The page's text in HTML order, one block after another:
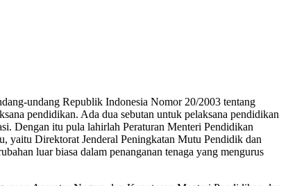
undang Republik Indonesia Nomor 20/2003 tentang
pendidikan. Ada dua sebutan untuk pelaksana pendidikan
Dengan itu pula lahirlah Peraturan Menteri Pendidikan
yaitu Direktorat Jenderal Peningkatan Mutu Pendidik dan
luar biasa dalam penanganan tenaga yang mengurus